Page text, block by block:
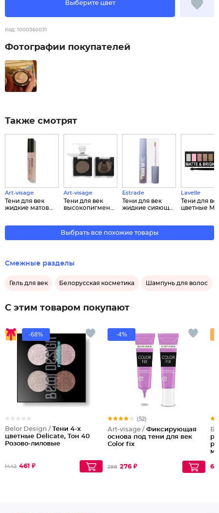
Выберите цвет
Код: 1000360031
Фотографии покупателей
Также смотрят
Art-visage
Тени для век
жидкие матов...
Art-visage
Тени для век
высокопигмен...
Estrade
Тени для век
жидкие сияющ...
Lavelle
Тени для
цветные
Выбрать все похожие товары
Смежные разделы
Гель для век Белорусская косметика Шампунь для волос
С этим товаром покупают
-68%
Belor Design / Тени 4-х
цветные Delicate, Тон 40
Розово-лиловые
1442 461 ₽
-4%
(52)
Art-visage / Фиксирующая
основа под тени для век
Color fix
288 276 ₽